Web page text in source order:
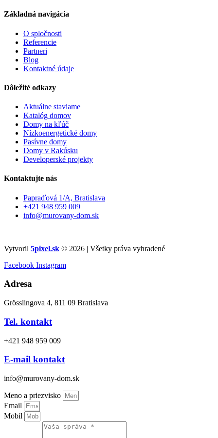
Základná navigácia
O spločnosti
Referencie
Partneri
Blog
Kontaktné údaje
Dôležité odkazy
Aktuálne staviame
Katalóg domov
Domy na kľúč
Nízkoenergetické domy
Pasívne domy
Domy v Rakúsku
Developerské projekty
Kontaktujte nás
Papraďová 1/A, Bratislava
+421 948 959 009
info@murovany-dom.sk
Vytvoril 5pixel.sk © 2026 | Všetky práva vyhradené
Facebook Instagram
Adresa
Grösslingova 4, 811 09 Bratislava
Tel. kontakt
+421 948 959 009
E-mail kontakt
info@murovany-dom.sk
Meno a priezvisko
Email
Mobil